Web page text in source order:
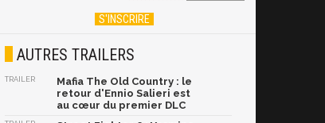
AUTRES TRAILERS
TRAILER
Mafia The Old Country : le
retour d'Ennio Salieri est
au cœur du premier DLC